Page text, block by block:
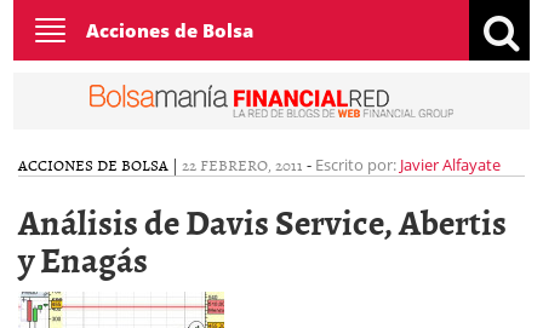
Toggle
navigation
Acciones de Bolsa
ACCIONES DE BOLSA | 22 FEBRERO, 2011 - Escrito por: Javier Alfayate
Análisis de Davis Service, Abertis
y Enagás